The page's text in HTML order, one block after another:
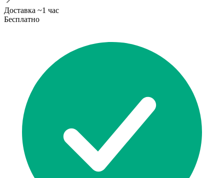
Доставка ~1 час
Бесплатно